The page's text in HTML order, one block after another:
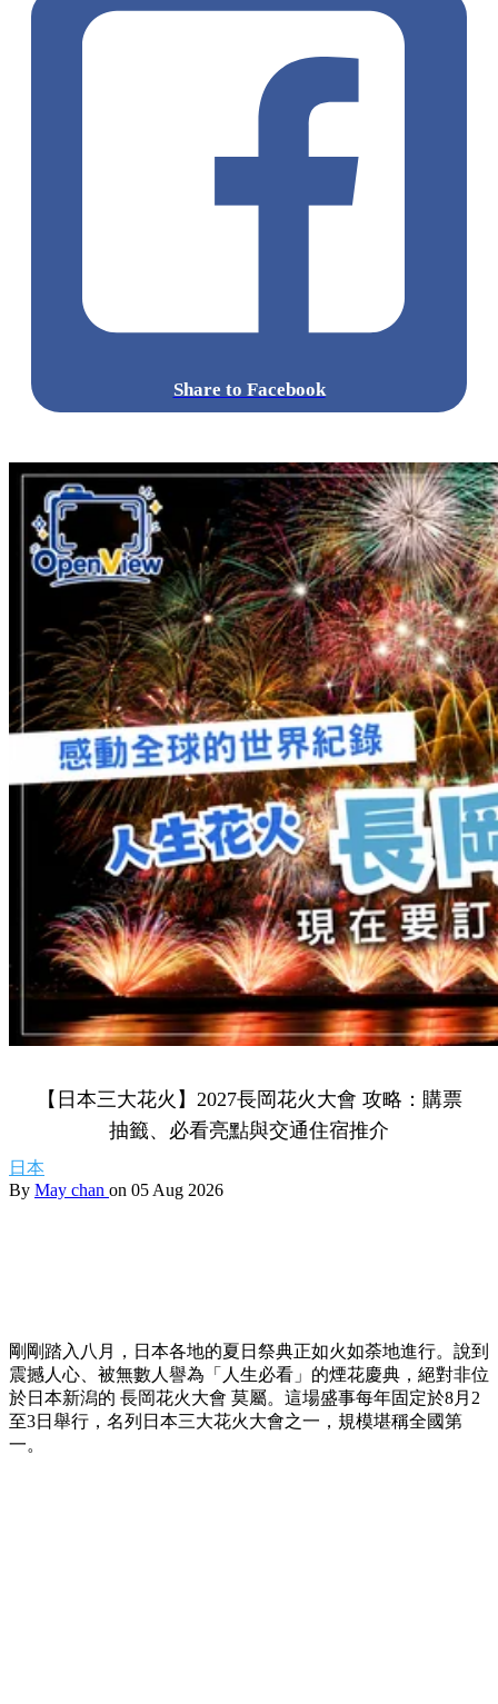
Share to Facebook
【日本三大花火】2027長岡花火大會 攻略：購票
抽籤、必看亮點與交通住宿推介
日本
By May chan on 05 Aug 2026
剛剛踏入八月，日本各地的夏日祭典正如火如荼地進行。說到
震撼人心、被無數人譽為「人生必看」的煙花慶典，絕對非位
於日本新潟的 長岡花火大會 莫屬。這場盛事每年固定於8月2
至3日舉行，名列日本三大花火大會之一，規模堪稱全國第
一。